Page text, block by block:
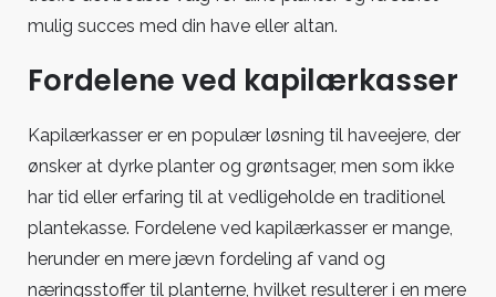
mulig succes med din have eller altan.
Fordelene ved kapilærkasser
Kapilærkasser er en populær løsning til haveejere, der
ønsker at dyrke planter og grøntsager, men som ikke
har tid eller erfaring til at vedligeholde en traditionel
plantekasse. Fordelene ved kapilærkasser er mange,
herunder en mere jævn fordeling af vand og
næringsstoffer til planterne, hvilket resulterer i en mere